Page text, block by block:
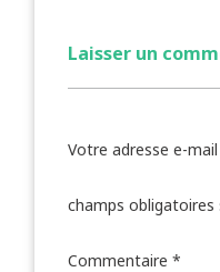
Laisser un
Votre adresse e-
champs obligatoires
Commentaire *